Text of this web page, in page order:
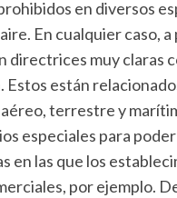
en diversos
En cualquier caso, a
muy claras
están
terrestre y
especiales para
en las que los
por ejemplo.